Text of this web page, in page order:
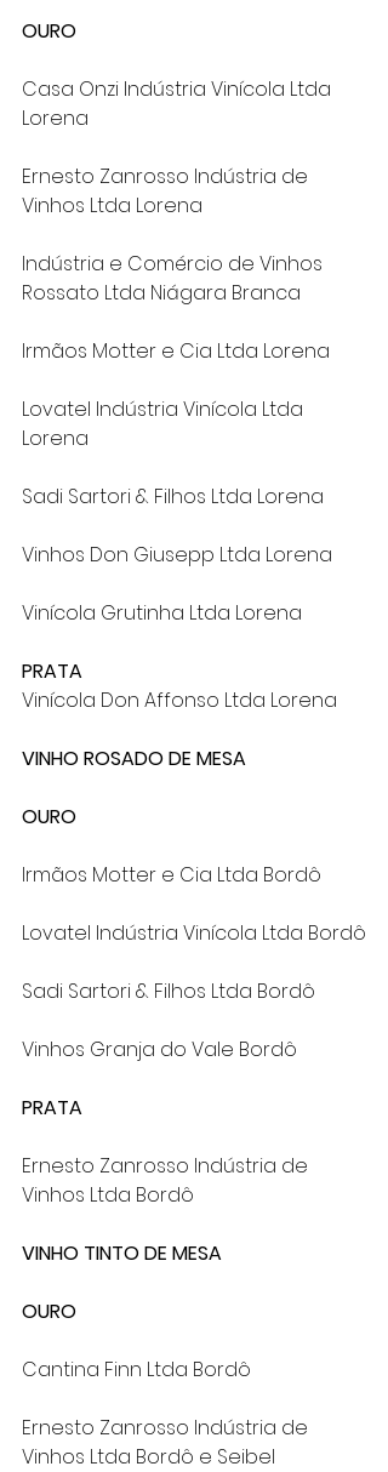
OURO
Casa Onzi Indústria Vinícola Ltda
Lorena
Ernesto Zanrosso Indústria de
Vinhos Ltda Lorena
Indústria e Comércio de Vinhos
Rossato Ltda Niágara Branca
Irmãos Motter e Cia Ltda Lorena
Lovatel Indústria Vinícola Ltda
Lorena
Sadi Sartori & Filhos Ltda Lorena
Vinhos Don Giusepp Ltda Lorena
Vinícola Grutinha Ltda Lorena
PRATA
Vinícola Don Affonso Ltda Lorena
VINHO ROSADO DE MESA
OURO
Irmãos Motter e Cia Ltda Bordô
Lovatel Indústria Vinícola Ltda Bordô
Sadi Sartori & Filhos Ltda Bordô
Vinhos Granja do Vale Bordô
PRATA
Ernesto Zanrosso Indústria de
Vinhos Ltda Bordô
VINHO TINTO DE MESA
OURO
Cantina Finn Ltda Bordô
Ernesto Zanrosso Indústria de
Vinhos Ltda Bordô e Seibel